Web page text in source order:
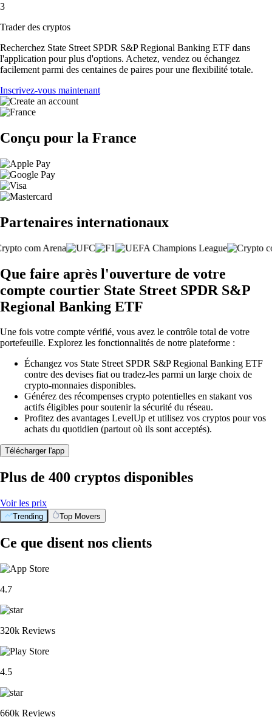
3
Trader des cryptos
Recherchez State Street SPDR S&P Regional Banking ETF dans
l'application pour plus d'options. Achetez, vendez ou échangez
facilement parmi des centaines de paires pour une flexibilité totale.
Inscrivez-vous maintenant
Conçu pour la France
Partenaires internationaux
Que faire après l'ouverture de votre
compte courtier State Street SPDR S&P
Regional Banking ETF
Une fois votre compte vérifié, vous avez le contrôle total de votre
portefeuille. Explorez les fonctionnalités de notre plateforme :
Échangez vos State Street SPDR S&P Regional Banking ETF
contre des devises fiat ou tradez-les parmi un large choix de
crypto-monnaies disponibles.
Générez des récompenses crypto potentielles en stakant vos
actifs éligibles pour soutenir la sécurité du réseau.
Profitez des avantages LevelUp et utilisez vos cryptos pour vos
achats du quotidien (partout où ils sont acceptés).
Télécharger l'app
Plus de 400 cryptos disponibles
Voir les prix
Trending Top Movers
Ce que disent nos clients
4.7
320k Reviews
4.5
660k Reviews